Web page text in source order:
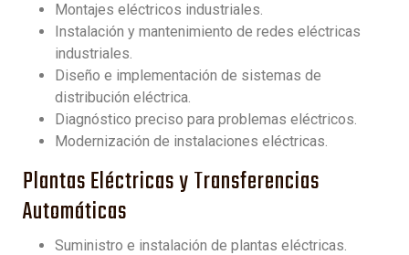
Montajes eléctricos industriales.
Instalación y mantenimiento de redes eléctricas
industriales.
Diseño e implementación de sistemas de
distribución eléctrica.
Diagnóstico preciso para problemas eléctricos.
Modernización de instalaciones eléctricas.
Plantas Eléctricas y Transferencias
Automáticas
Suministro e instalación de plantas eléctricas.